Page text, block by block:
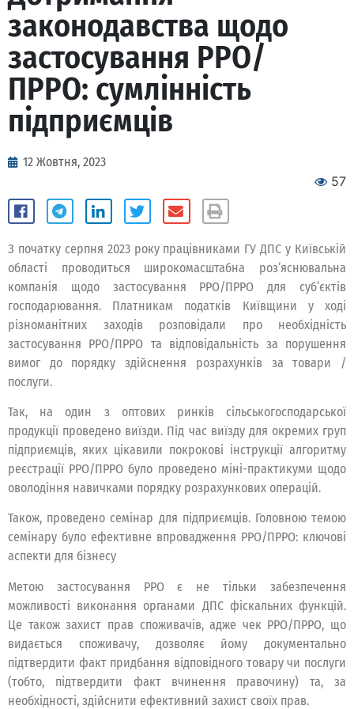
законодавства щодо
застосування РРО/
ПРРО: сумлінність
підприємців
12 Жовтня, 2023
57
З початку серпня 2023 року працівниками ГУ ДПС у Київській
області проводиться широкомасштабна роз‘яснювальна
компанія щодо застосування РРО/ПРРО для суб‘єктів
господарювання. Платникам податків Київщини у ході
різноманітних заходів розповідали про необхідність
застосування РРО/ПРРО та відповідальність за порушення
вимог до порядку здійснення розрахунків за товари /
послуги.
Так, на один з оптових ринків сільськогосподарської
продукції проведено виїзди. Під час виїзду для окремих груп
підприємців, яких цікавили покрокові інструкції алгоритму
реєстрації РРО/ПРРО було проведено міні-практикуми щодо
оволодіння навичками порядку розрахункових операцій.
Також, проведено семінар для підприємців. Головною темою
семінару було ефективне впровадження РРО/ПРРО: ключові
аспекти для бізнесу
Метою застосування РРО є не тільки забезпечення
можливості виконання органами ДПС фіскальних функцій.
Це також захист прав споживачів, адже чек РРО/ПРРО, що
видається споживачу, дозволяє йому документально
підтвердити факт придбання відповідного товару чи послуги
(тобто, підтвердити факт вчинення правочину) та, за
необхідності, здійснити ефективний захист своїх прав.